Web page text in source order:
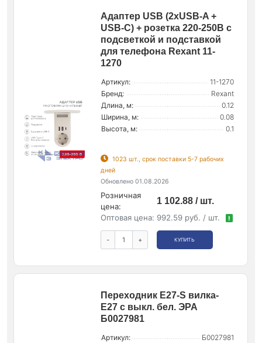
Адаптер USB (2хUSB-A +
USB-С) + розетка 220-250В с
подсветкой и подставкой
для телефона Rexant 11-
1270
Артикул:
11-1270
Бренд:
Rexant
Длина, м:
0.12
Ширина, м:
0.08
Высота, м:
0.1
1023 шт., срок поставки 5-7 рабочих
дней
Обновлено 01.08.2026
Розничная
цена:
1 102.88 / шт.
Оптовая цена: 992.59 руб. / шт. !
- + КУПИТЬ
Переходник E27-S вилка-
E27 с выкл. бел. ЭРА
Б0027981
Артикул:
Б0027981